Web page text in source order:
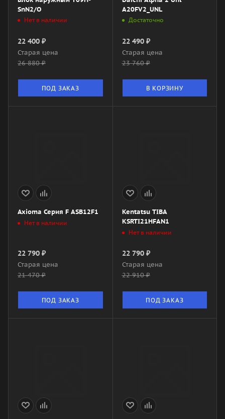
SnN2/O
Нет в наличии
22 400 ₽
Старая цена
26 880₽
ПОД ЗАКАЗ
A20FV2_UNL
Достаточно
22 490₽
Старая цена
23 760₽
В КОРЗИНУ
Axioma Серия F ASB12F1
Нет в наличии
22 790 ₽
Старая цена
21 470₽
ПОД ЗАКАЗ
Kentatsu TIBA
KSRTI21HFAN1
Нет в наличии
22 790₽
Старая цена
22 910₽
ПОД ЗАКАЗ